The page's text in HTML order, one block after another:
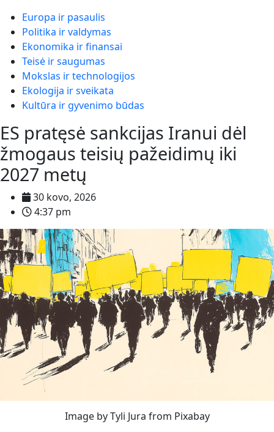
Europa ir pasaulis
Politika ir valdymas
Ekonomika ir finansai
Teisė ir saugumas
Mokslas ir technologijos
Ekologija ir sveikata
Kultūra ir gyvenimo būdas
ES pratęsė sankcijas Iranui dėl
žmogaus teisių pažeidimų iki
2027 metų
30 kovo, 2026
4:37 pm
Image by Tyli Jura from Pixabay